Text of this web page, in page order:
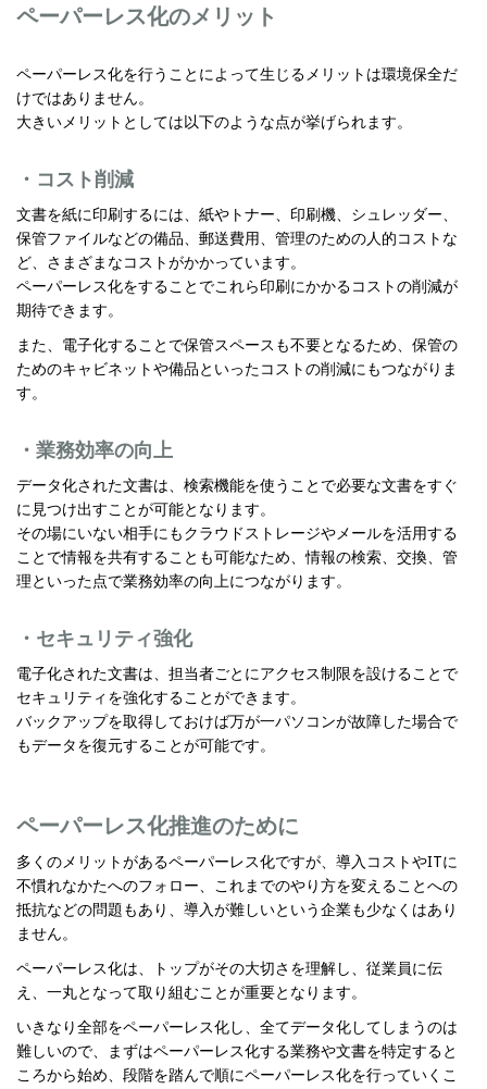
ペーパーレス化のメリット
ペーパーレス化を行うことによって生じるメリットは環境保全だ
けではありません。
大きいメリットとしては以下のような点が挙げられます。
・コスト削減
文書を紙に印刷するには、紙やトナー、印刷機、シュレッダー、
保管ファイルなどの備品、郵送費用、管理のための人的コストな
ど、さまざまなコストがかかっています。
ペーパーレス化をすることでこれら印刷にかかるコストの削減が
期待できます。
また、電子化することで保管スペースも不要となるため、保管の
ためのキャビネットや備品といったコストの削減にもつながりま
す。
・業務効率の向上
データ化された文書は、検索機能を使うことで必要な文書をすぐ
に見つけ出すことが可能となります。
その場にいない相手にもクラウドストレージやメールを活用する
ことで情報を共有することも可能なため、情報の検索、交換、管
理といった点で業務効率の向上につながります。
・セキュリティ強化
電子化された文書は、担当者ごとにアクセス制限を設けることで
セキュリティを強化することができます。
バックアップを取得しておけば万が一パソコンが故障した場合で
もデータを復元することが可能です。
ペーパーレス化推進のために
多くのメリットがあるペーパーレス化ですが、導入コストやITに
不慣れなかたへのフォロー、これまでのやり方を変えることへの
抵抗などの問題もあり、導入が難しいという企業も少なくはあり
ません。
ペーパーレス化は、トップがその大切さを理解し、従業員に伝
え、一丸となって取り組むことが重要となります。
いきなり全部をペーパーレス化し、全てデータ化してしまうのは
難しいので、まずはペーパーレス化する業務や文書を特定すると
ころから始め、段階を踏んで順にペーパーレス化を行っていくこ